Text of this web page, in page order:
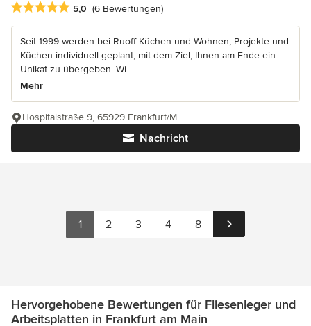
Durchschnittliche Bewertung: 5 von 5 Sternen
5,0 (6 Bewertungen)
Seit 1999 werden bei Ruoff Küchen und Wohnen, Projekte und
Küchen individuell geplant; mit dem Ziel, Ihnen am Ende ein
Unikat zu übergeben. Wi...
Mehr
Nachricht
Hospitalstraße 9, 65929 Frankfurt/M.
1 2 3 4 8
Hervorgehobene Bewertungen für Fliesenleger und
Arbeitsplatten in Frankfurt am Main